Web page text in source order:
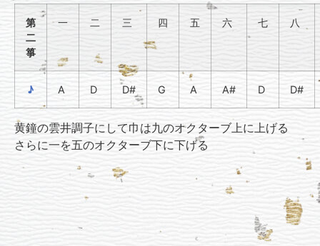
第
二
箏
一 二 三 四 五 六 七 八
♪ A D D# G A A# D D#
黄鐘の雲井調子にして巾は九のオクターブ上に上げる
さらに一を五のオクターブ下に下げる